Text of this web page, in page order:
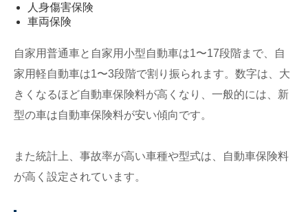
人身傷害保険
車両保険
自家用普通車と自家用小型自動車は1〜17段階まで、自
家用軽自動車は1〜3段階で割り振られます。数字は、大
きくなるほど自動車保険料が高くなり、一般的には、新
型の車は自動車保険料が安い傾向です。
また統計上、事故率が高い車種や型式は、自動車保険料
が高く設定されています。